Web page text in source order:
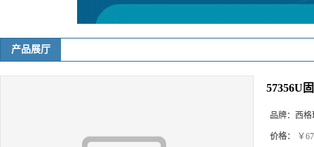
产品展厅
57356U
品牌： 西格
价格： ￥